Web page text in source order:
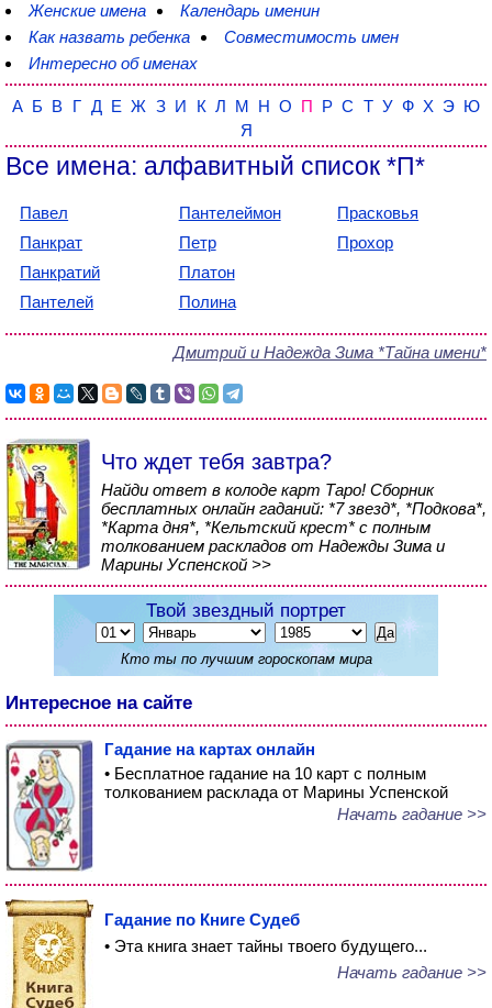
Женские имена
Календарь именин
Как назвать ребенка
Совместимость имен
Интересно об именах
А Б В Г Д Е Ж З И К Л М Н О П Р С Т У Ф Х Э Ю
Я
Все имена: алфавитный список *П*
Павел
Панкрат
Панкратий
Пантелей
Пантелеймон
Петр
Платон
Полина
Прасковья
Прохор
Дмитрий и Надежда Зима *Тайна имени*
Что ждет тебя завтра?
Найди ответ в колоде карт Таро! Сборник
бесплатных онлайн гаданий: *7 звезд*, *Подкова*,
*Карта дня*, *Кельтский крест* с полным
толкованием раскладов от Надежды Зима и
Марины Успенской >>
Твой звездный портрет
Кто ты по лучшим гороскопам мира
Интересное на сайте
Гадание на картах онлайн
• Бесплатное гадание на 10 карт с полным
толкованием расклада от Марины Успенской
Начать гадание >>
Гадание по Книге Судеб
• Эта книга знает тайны твоего будущего...
Начать гадание >>